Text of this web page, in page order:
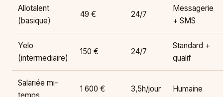
Allotalent
(basique)
49 € 24/7
Messagerie
+ SMS
Yelo
(intermediaire)
150 € 24/7
Standard +
qualif
Salariée mi-
1 600 € 3,5h/jour Humaine